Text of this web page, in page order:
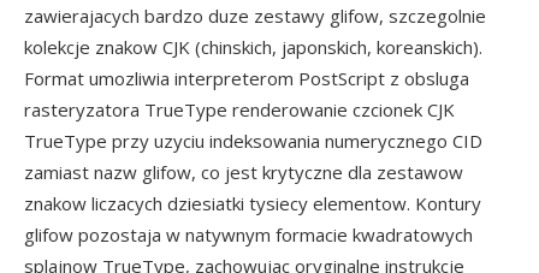
zawierajacych bardzo duze zestawy glifow, szczegolnie
kolekcje znakow CJK (chinskich, japonskich, koreanskich).
Format umozliwia interpreterom PostScript z obsluga
rasteryzatora TrueType renderowanie czcionek CJK
TrueType przy uzyciu indeksowania numerycznego CID
zamiast nazw glifow, co jest krytyczne dla zestawow
znakow liczacych dziesiatki tysiecy elementow. Kontury
glifow pozostaja w natywnym formacie kwadratowych
splajnow TrueType, zachowujac oryginalne instrukcje